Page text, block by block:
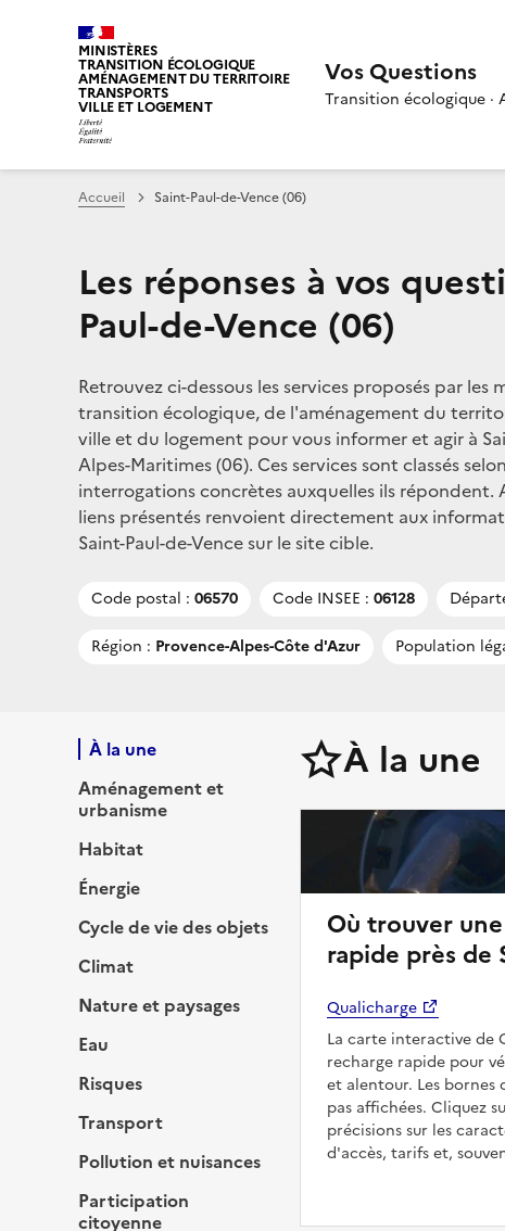
MINISTÈRES
TRANSITION ÉCOLOGIQUE
AMÉNAGEMENT DU TERRITOIRE
TRANSPORTS
VILLE ET LOGEMENT
Vos Questions
Transition écologique ·
Accueil Saint-Paul-de-Vence (06)
Les réponses à vos
Paul-de-Vence (06)
Retrouvez ci-dessous les services proposés par les
transition écologique, de l'aménagement du
ville et du logement pour vous informer et agir à
Alpes-Maritimes (06). Ces services sont classés
interrogations concrètes auxquelles ils répondent.
liens présentés renvoient directement aux
Saint-Paul-de-Vence sur le site cible.
Code postal : 06570 Code INSEE : 06128
Région : Provence-Alpes-Côte d'Azur Population
À la une
Aménagement et
urbanisme
Habitat
Énergie
Cycle de vie des objets
Climat
Nature et paysages
Eau
Risques
Transport
Pollution et nuisances
Participation
citoyenne
À la une
Où trouver
rapide près de
Qualicharge
La carte interactive de
recharge rapide pour
et alentour. Les bornes
pas affichées. Cliquez
précisions sur les
d'accès, tarifs et,